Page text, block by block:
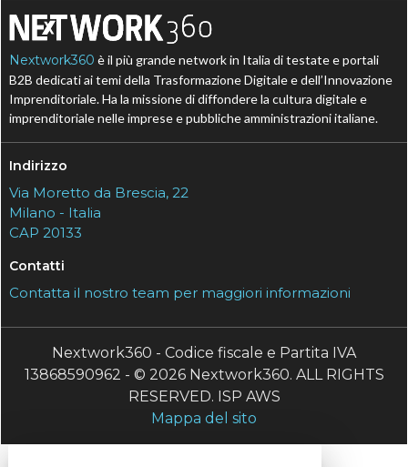
Nextwork360 è il più grande network in Italia di testate e portali
B2B dedicati ai temi della Trasformazione Digitale e dell’Innovazione
Imprenditoriale. Ha la missione di diffondere la cultura digitale e
imprenditoriale nelle imprese e pubbliche amministrazioni italiane.
Indirizzo
Via Moretto da Brescia, 22
Milano - Italia
CAP 20133
Contatti
Contatta il nostro team per maggiori informazioni
Nextwork360 - Codice fiscale e Partita IVA
13868590962 - © 2026 Nextwork360. ALL RIGHTS
RESERVED. ISP AWS
Mappa del sito